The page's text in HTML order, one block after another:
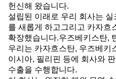
헌신해 왔습니다.
설립된 이래로 우리 회사는
를 새롭게 하고그리고 카자흐
확장했습니다.우즈베키스탄,
우리는 카자흐스탄, 우즈베키
이시아, 필리핀 등에 회사와
수출을 수행합니다.